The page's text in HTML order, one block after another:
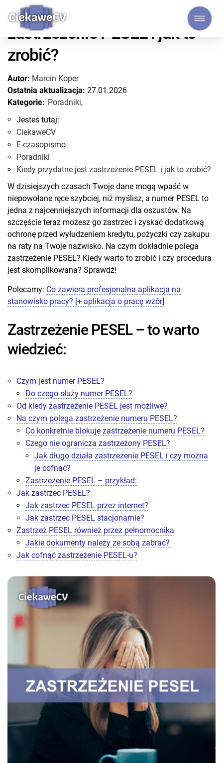
Kiedy przydatne jest
zastrzeżenie PESEL i jak to
zrobić?
Autor: Marcin Koper
Ostatnia aktualizacja: 27.01.2026
Kategorie: Poradniki,
Jesteś tutaj:
CiekaweCV
E-czasopismo
Poradniki
Kiedy przydatne jest zastrzeżenie PESEL i jak to zrobić?
W dzisiejszych czasach Twoje dane mogą wpaść w
niepowołane ręce szybciej, niż myślisz, a numer PESEL to
jedna z najcenniejszych informacji dla oszustów. Na
szczęście teraz możesz go zastrzec i zyskać dodatkową
ochronę przed wyłudzeniem kredytu, pożyczki czy zakupu
na raty na Twoje nazwisko. Na czym dokładnie polega
zastrzeżenie PESEL? Kiedy warto to zrobić i czy procedura
jest skomplikowana? Sprawdź!
Polecamy: Co zawiera profesjonalna aplikacja na
stanowisko pracy? [+ aplikacja o pracę wzór]
Zastrzeżenie PESEL – to warto
wiedzieć:
Czym jest numer PESEL?
Do czego służy numer PESEL?
Od kiedy zastrzeżenie PESEL jest możliwe?
Na czym polega zastrzeżenie numeru PESEL?
Co konkretnie blokuje zastrzeżenie numeru PESEL?
Czego nie ogranicza zastrzeżony PESEL?
Jak długo działa zastrzeżenie PESEL i czy można
je cofnąć?
Zastrzeżenie PESEL – przykład:
Jak zastrzec PESEL?
Jak zastrzec PESEL przez internet?
Jak zastrzec PESEL stacjonarnie?
Zastrzeż PESEL również przez pełnomocnika
Jakie dokumenty należy ze sobą zabrać?
Jak cofnąć zastrzeżenie PESEL-u?